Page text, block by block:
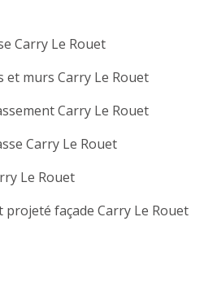
Carry Le Rouet
et murs Carry Le Rouet
Carry Le Rouet
Carry Le Rouet
Le Rouet
projeté façade Carry Le Rouet